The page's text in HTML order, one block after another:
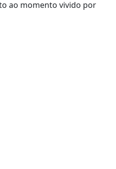
ao momento vivido por